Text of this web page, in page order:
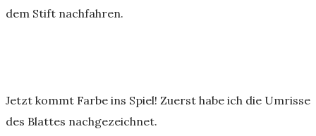
dem Stift nachfahren.
Jetzt kommt Farbe ins Spiel! Zuerst habe ich die Umrisse
des Blattes nachgezeichnet.